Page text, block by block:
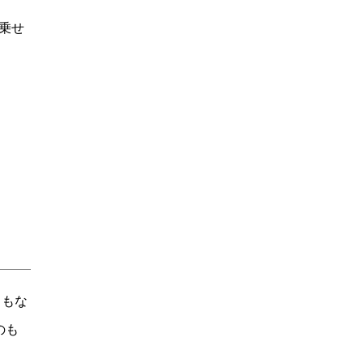
せ
な
も